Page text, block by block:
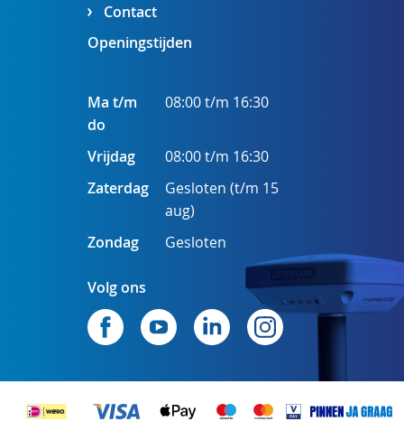
Contact
Openingstijden
Ma t/m
do
08:00 t/m 16:30
Vrijdag
08:00 t/m 16:30
Zaterdag
Gesloten (t/m 15
aug)
Zondag
Gesloten
Volg ons